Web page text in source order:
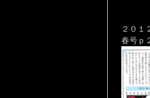
２０１
春号ｐ